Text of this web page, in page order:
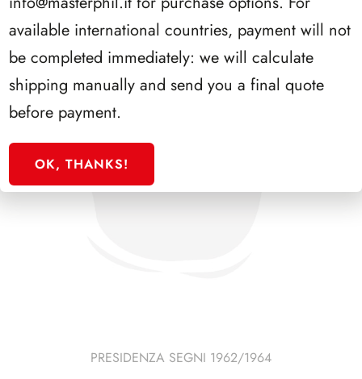
PRESIDENZA SEGNI 1962/1964
available international countries, payment will not
be completed immediately: we will calculate
shipping manually and send you a final quote
before payment.
OK, THANKS!